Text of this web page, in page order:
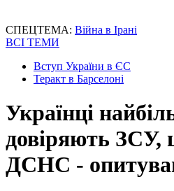
СПЕЦТЕМА: Війна в Ірані
ВСІ ТЕМИ
Вступ України в ЄС
Теракт в Барселоні
Українці
довіряють ЗСУ,
ДСНС -